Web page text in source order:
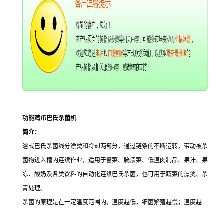
功能鸡爪巴氏杀菌机
简介：
浴式巴氏杀菌线分漂烫和冷却两部分，通过链条的不断运转，带动被杀
菌物进入槽内连续作业，适用于酱菜、腌渍菜、低温肉制品、果汁、果
冻、酸奶及各类饮料的自动化连续巴氏杀菌，也可用于蔬菜的漂烫、杀
青处理。
杀菌的原理是在一定温度范围内，温度越低，细菌繁殖越慢；温度越